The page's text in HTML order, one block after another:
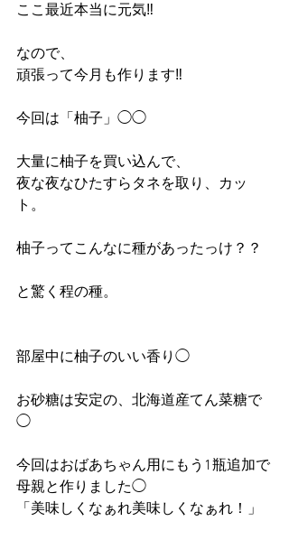
ここ最近本当に元気‼︎
なので、
頑張って今月も作ります‼︎
今回は「柚子」◯◯
大量に柚子を買い込んで、
夜な夜なひたすらタネを取り、カッ
ト。
柚子ってこんなに種があったっけ？？
と驚く程の種。
部屋中に柚子のいい香り◯
お砂糖は安定の、北海道産てん菜糖で
◯
今回はおばあちゃん用にもう1瓶追加で
母親と作りました◯
「美味しくなぁれ美味しくなぁれ！」